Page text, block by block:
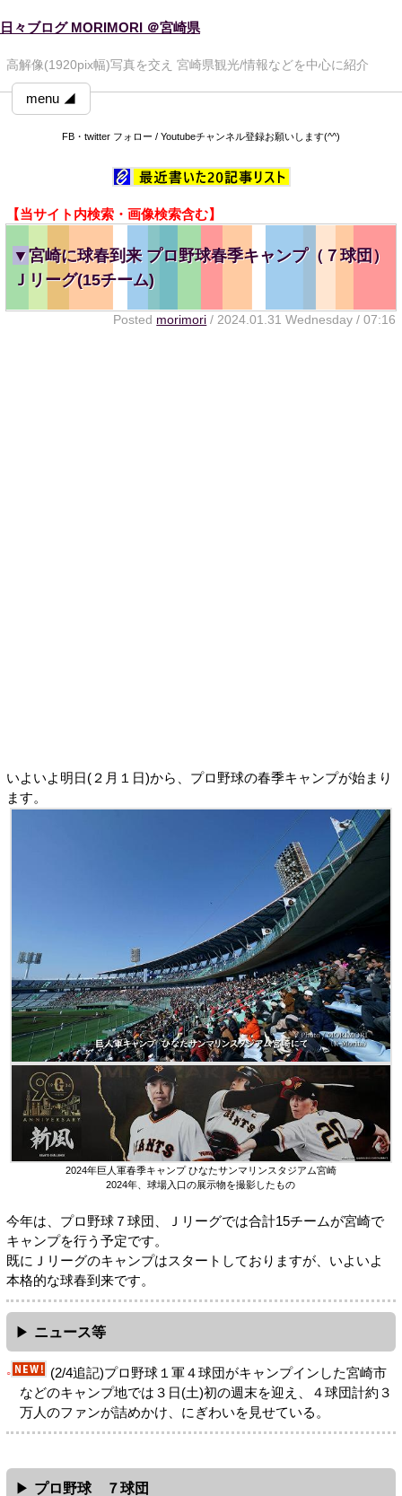
日々ブログ MORIMORI ＠宮崎県
高解像(1920pix幅)写真を交え 宮崎県観光/情報などを中心に紹介
menu ◢
FB・twitter フォロー / Youtubeチャンネル登録お願いします(^^)
【当サイト内検索・画像検索含む】
▼宮崎に球春到来 プロ野球春季キャンプ（７球団）
Ｊリーグ(15チーム)
Posted morimori / 2024.01.31 Wednesday / 07:16
いよいよ明日(２月１日)から、プロ野球の春季キャンプが始まり
ます。
2024年巨人軍春季キャンプ ひなたサンマリンスタジアム宮崎
2024年、球場入口の展示物を撮影したもの
今年は、プロ野球７球団、Ｊリーグでは合計15チームが宮崎で
キャンプを行う予定です。
既にＪリーグのキャンプはスタートしておりますが、いよいよ
本格的な球春到来です。
ニュース等
(2/4追記)プロ野球１軍４球団がキャンプインした宮崎市
などのキャンプ地では３日(土)初の週末を迎え、４球団計約３
万人のファンが詰めかけ、にぎわいを見せている。
プロ野球 ７球団